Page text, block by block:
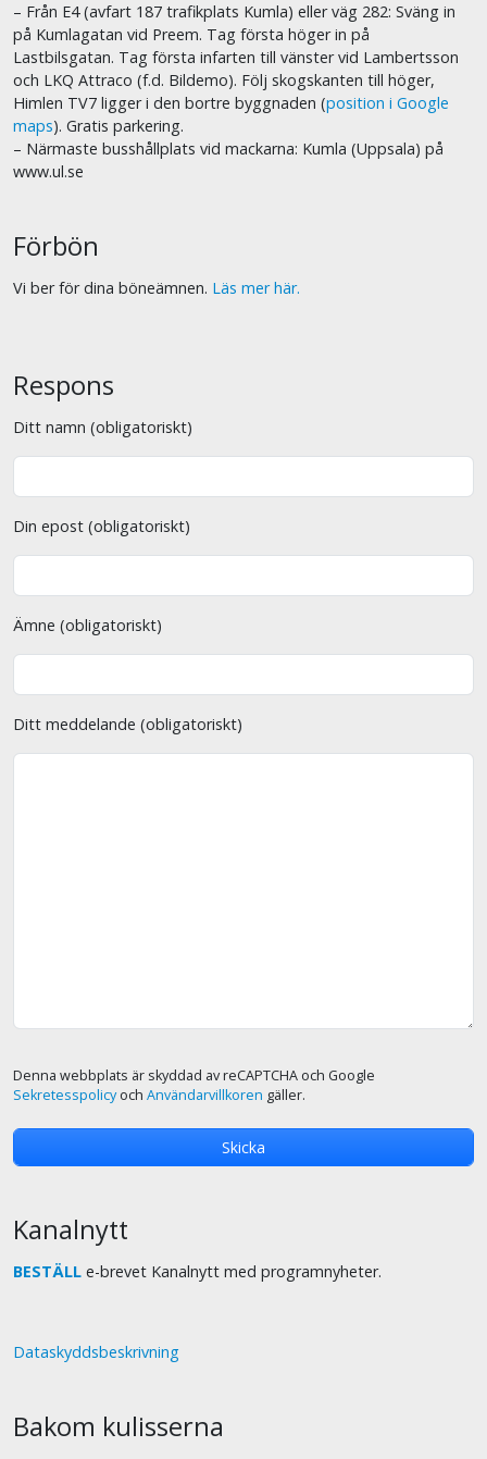
– Från E4 (avfart 187 trafikplats Kumla) eller väg 282: Sväng in
på Kumlagatan vid Preem. Tag första höger in på
Lastbilsgatan. Tag första infarten till vänster vid Lambertsson
och LKQ Attraco (f.d. Bildemo). Följ skogskanten till höger,
Himlen TV7 ligger i den bortre byggnaden (position i Google
maps). Gratis parkering.
– Närmaste busshållplats vid mackarna: Kumla (Uppsala) på
www.ul.se
Förbön
Vi ber för dina böneämnen. Läs mer här.
Respons
Ditt namn (obligatoriskt)
Din epost (obligatoriskt)
Ämne (obligatoriskt)
Ditt meddelande (obligatoriskt)
Denna webbplats är skyddad av reCAPTCHA och Google
Sekretesspolicyoch Användarvillkoren gäller.
Kanalnytt
BESTÄLL e-brevet Kanalnytt med programnyheter.
Dataskyddsbeskrivning
Bakom kulisserna